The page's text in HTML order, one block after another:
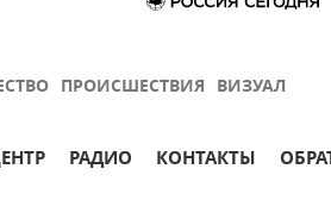
ПРОИСШЕСТВИЯ ВИЗУАЛ
РАДИО КОНТАКТЫ